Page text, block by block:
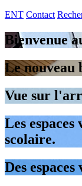
ENT Contact
Bienvenue
Le nouveau
Vue sur
Les
scolaire.
Des